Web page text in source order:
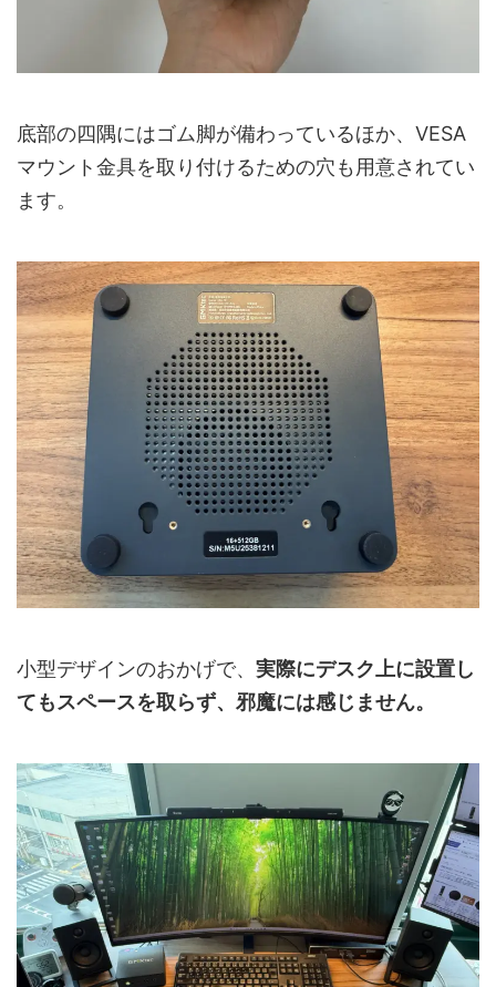
底部の四隅にはゴム脚が備わっているほか、VESA
マウント金具を取り付けるための穴も用意されてい
ます。
小型デザインのおかげで、 実際にデスク上に設置し
てもスペースを取らず、邪魔には感じません。